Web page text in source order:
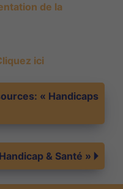
de la
ici
« Handicaps
& Santé »